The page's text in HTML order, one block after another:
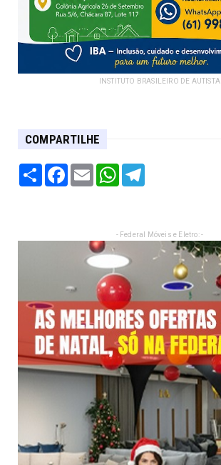
INSTITUTO BRASILEIRO DE AUTISTA
COMPARTILHE
Share Facebook
Email WhatsApp
- Federal Móveis e Eletro: -